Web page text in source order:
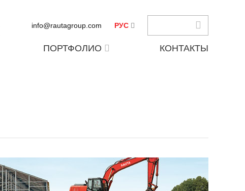
info@rautagroup.com РУС
ПОРТФОЛИО КОНТАКТЫ